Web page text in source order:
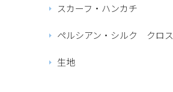
スカーフ・ハンカチ
ペルシアン・シルク クロス
生地